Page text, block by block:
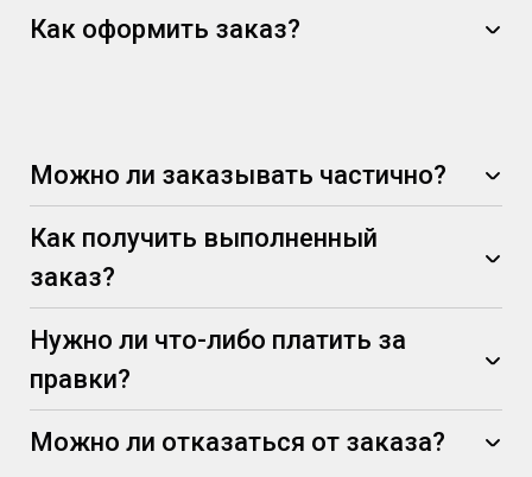
Как оформить заказ?
Можно ли заказывать частично?
Как получить выполненный
заказ?
Нужно ли что-либо платить за
правки?
Можно ли отказаться от заказа?